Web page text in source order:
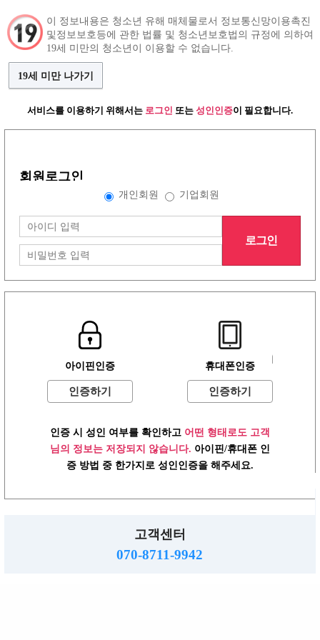
구인정보 인재정보 커뮤니티
언니들이야기(79건) 댓글쓰기
나영순
혼자 내 가슴 내가 만져요 혼자 티비보다
나도 모르게 그냥 주물주물 왜그러는걸까요 ㅡㅡ ㅅㅂ..
남친 있을땐 안만지고요...
아 물론 남친빼곤 상종을 안함
주소 :경기도 동두천시 행선로 20번길 43
직업정보: 의정부 제2015-8호 메일 :hjs5609@hanmail.net
☎ 070-8711-9942
2026.Copyright www.ttalba.kr. All right reserved.
이 정보내용은 청소년 유해 매체물로서 정보통신망이용촉진
및정보보호등에 관한 법률 및 청소년보호법의 규정에 의하여
19세 미만의 청소년이 이용할 수 없습니다.
19세 미만 나가기
서비스를 이용하기 위해서는 로그인 또는 성인인증이 필요합니다.
회원로그인
개인회원 기업회원
로그인
아이핀인증
인증하기
휴대폰인증
인증하기
인증 시 성인 여부를 확인하고 어떤 형태로도 고객
님의 정보는 저장되지 않습니다. 아이핀/휴대폰 인
증 방법 중 한가지로 성인인증을 해주세요.
고객센터
070-8711-9942